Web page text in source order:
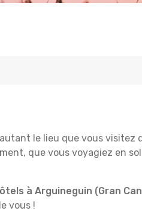
le lieu que vous visitez
que vous voyagiez en
à Arguineguin (Gran
vous !